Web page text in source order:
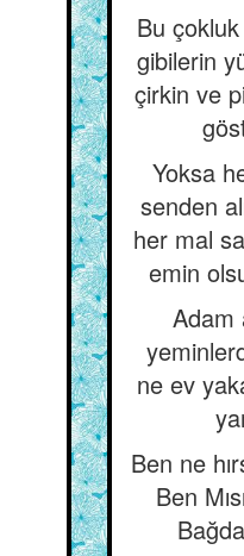
Bu
gibilerin
çirkin ve
Yoksa
senden
her mal
emin
Adam
ne ev
Ben ne
Ben